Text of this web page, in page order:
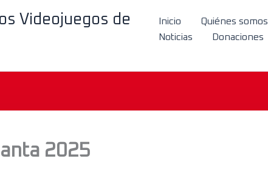
Videojuegos de
Inicio Quiénes somos
Noticias
Donaciones
2025